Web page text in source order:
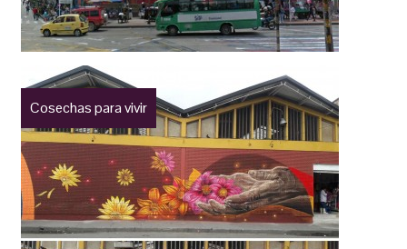
Cosechas para vivir